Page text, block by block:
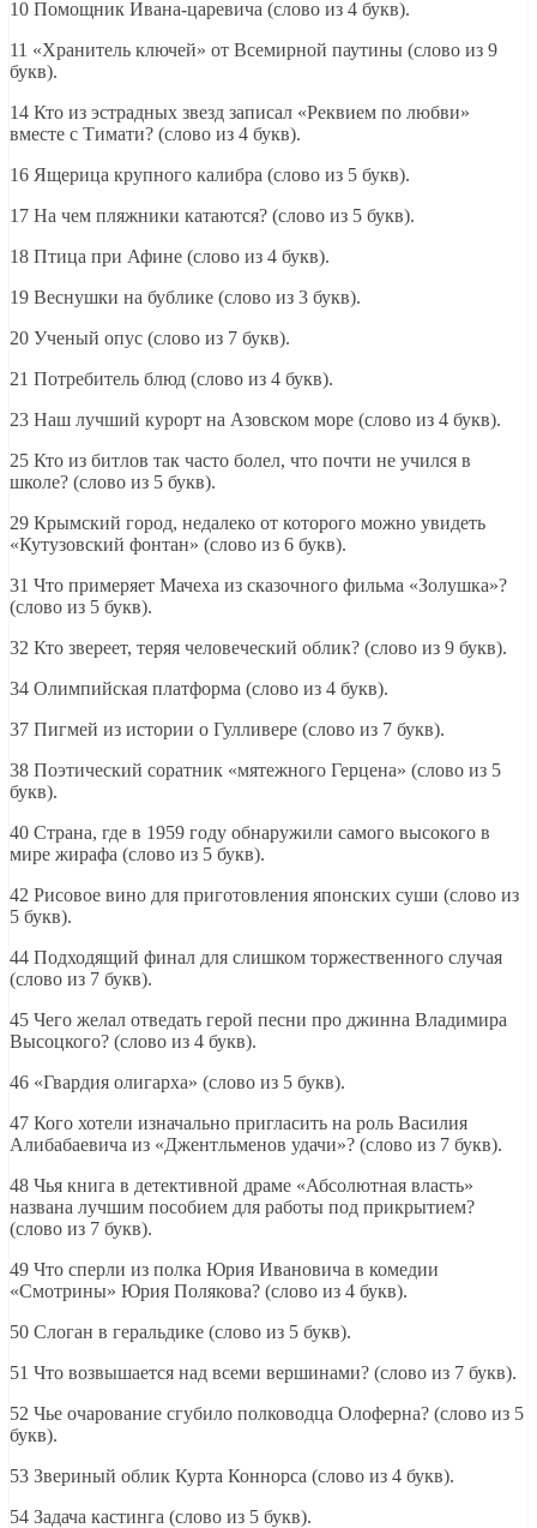
10 Помощник Ивана-царевича (слово из 4 букв).
11 «Хранитель ключей» от Всемирной паутины (слово из 9
букв).
14 Кто из эстрадных звезд записал «Реквием по любви»
вместе с Тимати? (слово из 4 букв).
16 Ящерица крупного калибра (слово из 5 букв).
17 На чем пляжники катаются? (слово из 5 букв).
18 Птица при Афине (слово из 4 букв).
19 Веснушки на бублике (слово из 3 букв).
20 Ученый опус (слово из 7 букв).
21 Потребитель блюд (слово из 4 букв).
23 Наш лучший курорт на Азовском море (слово из 4 букв).
25 Кто из битлов так часто болел, что почти не учился в
школе? (слово из 5 букв).
29 Крымский город, недалеко от которого можно увидеть
«Кутузовский фонтан» (слово из 6 букв).
31 Что примеряет Мачеха из сказочного фильма «Золушка»?
(слово из 5 букв).
32 Кто звереет, теряя человеческий облик? (слово из 9 букв).
34 Олимпийская платформа (слово из 4 букв).
37 Пигмей из истории о Гулливере (слово из 7 букв).
38 Поэтический соратник «мятежного Герцена» (слово из 5
букв).
40 Страна, где в 1959 году обнаружили самого высокого в
мире жирафа (слово из 5 букв).
42 Рисовое вино для приготовления японских суши (слово из
5 букв).
44 Подходящий финал для слишком торжественного случая
(слово из 7 букв).
45 Чего желал отведать герой песни про джинна Владимира
Высоцкого? (слово из 4 букв).
46 «Гвардия олигарха» (слово из 5 букв).
47 Кого хотели изначально пригласить на роль Василия
Алибабаевича из «Джентльменов удачи»? (слово из 7 букв).
48 Чья книга в детективной драме «Абсолютная власть»
названа лучшим пособием для работы под прикрытием?
(слово из 7 букв).
49 Что сперли из полка Юрия Ивановича в комедии
«Смотрины» Юрия Полякова? (слово из 4 букв).
50 Слоган в геральдике (слово из 5 букв).
51 Что возвышается над всеми вершинами? (слово из 7 букв).
52 Чье очарование сгубило полководца Олоферна? (слово из 5
букв).
53 Звериный облик Курта Коннорса (слово из 4 букв).
54 Задача кастинга (слово из 5 букв).